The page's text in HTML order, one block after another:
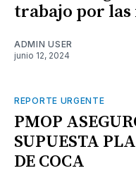
trabajo por
ADMIN USER
junio 12, 2024
REPORTE URGENTE
PMOP
SUPUESTA
DE COCA